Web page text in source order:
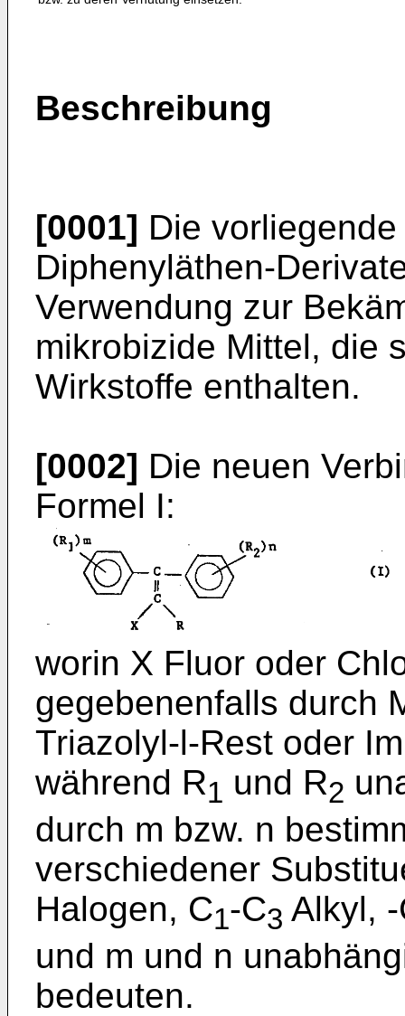
Beschreibung
[0001] Die
Diphenyläthen-
Verwendung zur
mikrobizide Mittel, die
Wirkstoffe enthalten.
[0002] Die neuen
Formel I:
worin X Fluor oder
gegebenenfalls durch
Triazolyl-l-Rest oder
während R1 und R2
durch m bzw. n
verschiedener
Halogen, C1-C3 Alkyl,
und m und n
bedeuten.